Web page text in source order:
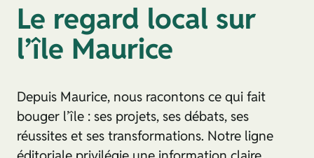
Le regard local sur
l’île Maurice
Depuis Maurice, nous racontons ce qui fait
bouger l’île : ses projets, ses débats, ses
réussites et ses transformations. Notre ligne